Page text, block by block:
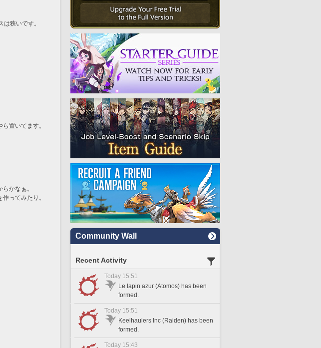
狭いです。
置いてます。
かなぁ。
ってみたり。
Community Wall
Recent Activity
Today 15:51
Le lapin azur (Atomos) has been
formed.
Today 15:51
Keelhaulers Inc (Raiden) has been
formed.
Today 15:43